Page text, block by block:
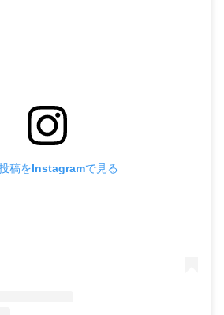
稿をInstagramで見る